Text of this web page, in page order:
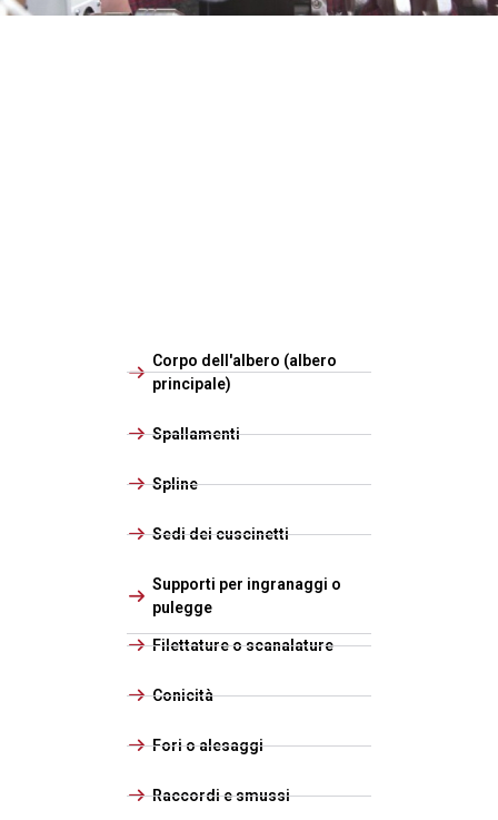
Corpo dell'albero (albero
principale)
Spallamenti
Spline
Sedi dei cuscinetti
Supporti per ingranaggi o
pulegge
Filettature o scanalature
Conicità
Fori o alesaggi
Raccordi e smussi